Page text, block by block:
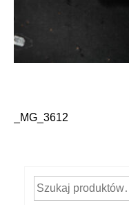
Nawigacja
_MG_3612
Szukaj: